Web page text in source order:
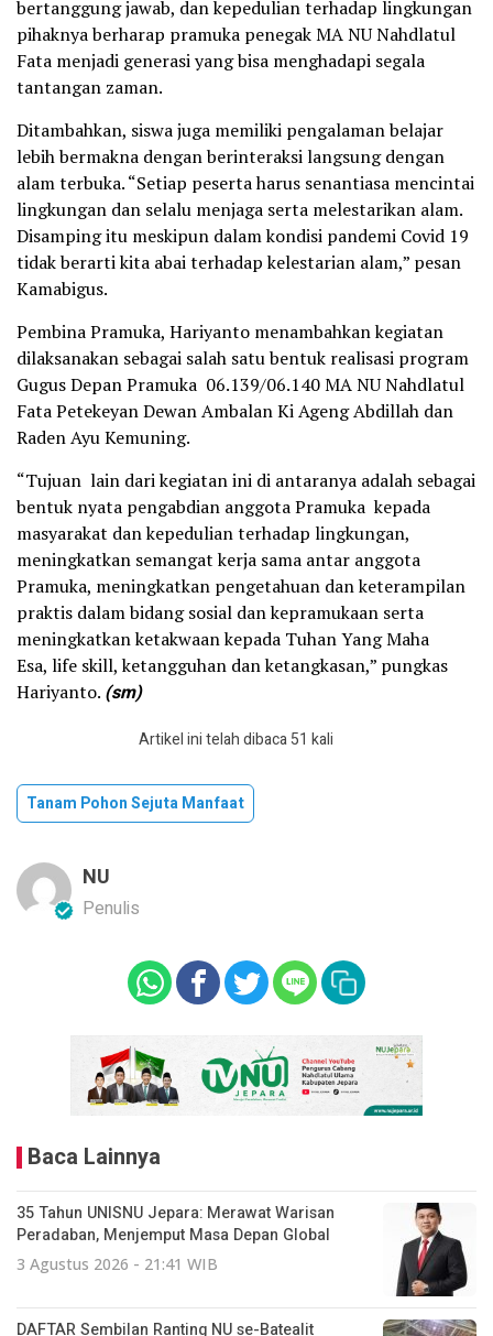
bertanggung jawab, dan kepedulian terhadap lingkungan
pihaknya berharap pramuka penegak MA NU Nahdlatul
Fata menjadi generasi yang bisa menghadapi segala
tantangan zaman.
Ditambahkan, siswa juga memiliki pengalaman belajar
lebih bermakna dengan berinteraksi langsung dengan
alam terbuka. “Setiap peserta harus senantiasa mencintai
lingkungan dan selalu menjaga serta melestarikan alam.
Disamping itu meskipun dalam kondisi pandemi Covid 19
tidak berarti kita abai terhadap kelestarian alam,” pesan
Kamabigus.
Pembina Pramuka, Hariyanto menambahkan kegiatan
dilaksanakan sebagai salah satu bentuk realisasi program
Gugus Depan Pramuka 06.139/06.140 MA NU Nahdlatul
Fata Petekeyan Dewan Ambalan Ki Ageng Abdillah dan
Raden Ayu Kemuning.
“Tujuan lain dari kegiatan ini di antaranya adalah sebagai
bentuk nyata pengabdian anggota Pramuka kepada
masyarakat dan kepedulian terhadap lingkungan,
meningkatkan semangat kerja sama antar anggota
Pramuka, meningkatkan pengetahuan dan keterampilan
praktis dalam bidang sosial dan kepramukaan serta
meningkatkan ketakwaan kepada Tuhan Yang Maha
Esa, life skill, ketangguhan dan ketangkasan,” pungkas
Hariyanto. (sm)
Artikel ini telah dibaca 51 kali
Tanam Pohon Sejuta Manfaat
NU
Penulis
Baca Lainnya
35 Tahun UNISNU Jepara: Merawat Warisan
Peradaban, Menjemput Masa Depan Global
3 Agustus 2026 - 21:41 WIB
DAFTAR Sembilan Ranting NU se-Batealit